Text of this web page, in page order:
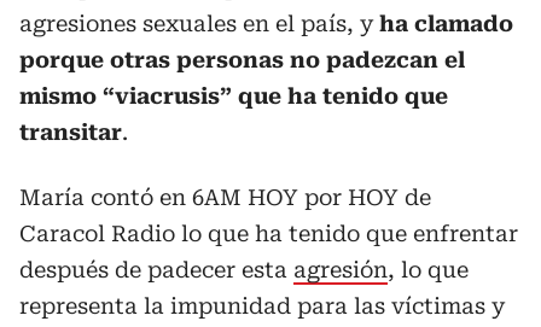
agresiones sexuales en el país, yha clamado
porque otras personas no padezcan el
mismo “viacrusis” que ha tenido que
transitar.
María contó en 6AM HOY por HOY de
Caracol Radio lo que ha tenido que enfrentar
después de padecer esta agresión, lo que
representa la impunidad para las víctimas y